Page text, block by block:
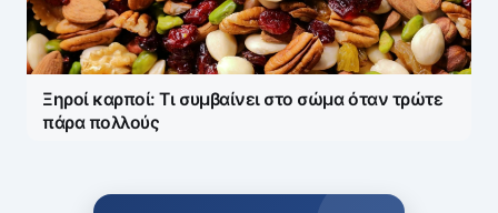
Ξηροί καρποί: Τι συμβαίνει στο σώμα όταν τρώτε
πάρα πολλούς